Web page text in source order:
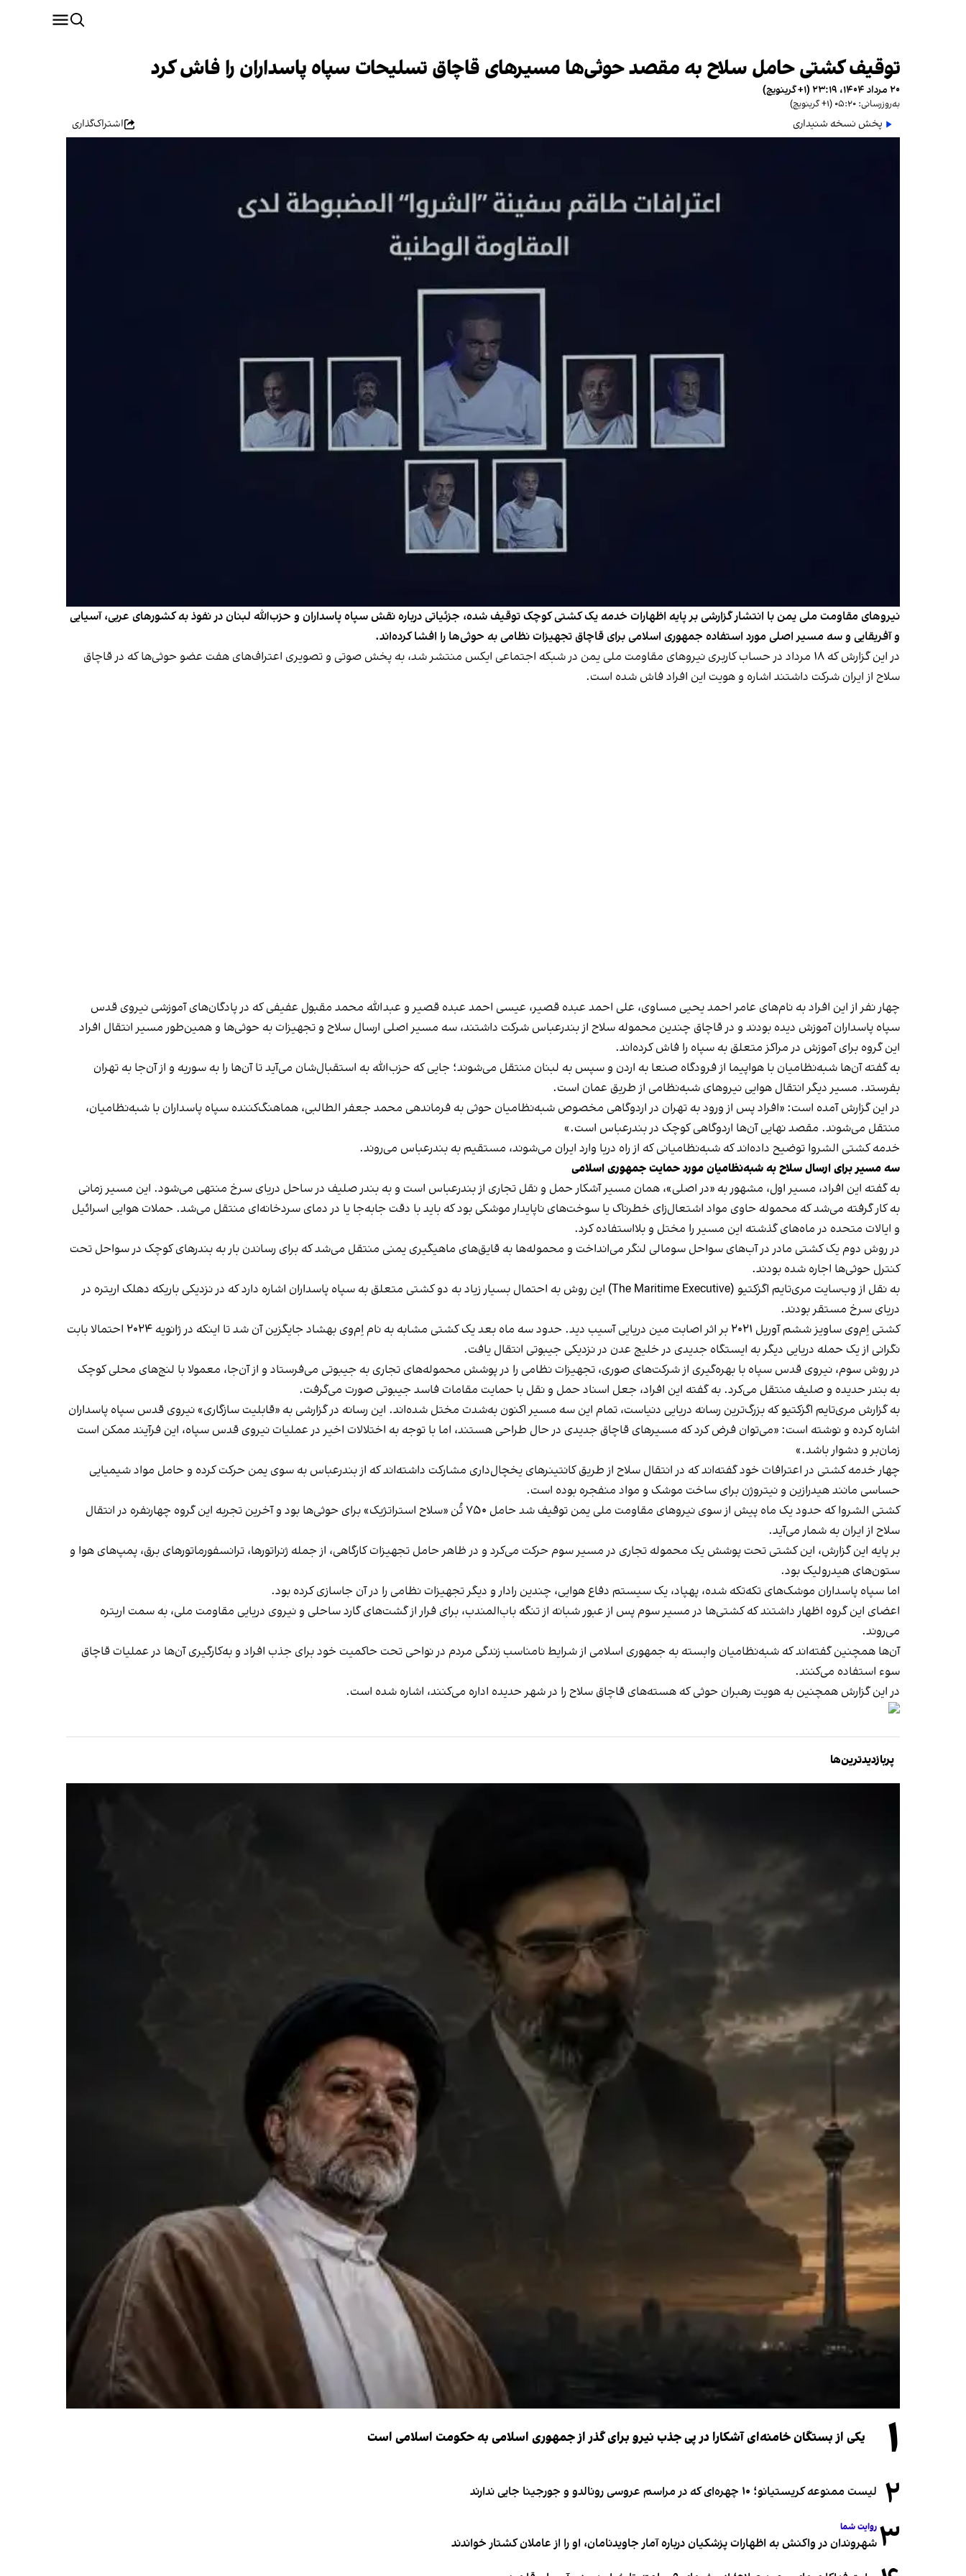
توقیف کشتی حامل سلاح به مقصد حوثی‌ها مسیرهای قاچاق تسلیحات سپاه پاسداران را فاش کرد
۲۰ مرداد ۱۴۰۴، ۲۳:۱۹ (‎+۱ گرینویچ)
به‌روزرسانی: ۰۵:۲۰ (‎+۱ گرینویچ)
پخش نسخه شنیداری اشتراک‌گذاری
نیروهای مقاومت ملی یمن با انتشار گزارشی بر پایه اظهارات خدمه یک کشتی کوچک توقیف شده، جزئیاتی درباره نقش سپاه پاسداران و حزب‌الله لبنان در نفوذ به کشورهای عربی، آسیایی
و آفریقایی و سه مسیر اصلی مورد استفاده جمهوری اسلامی برای قاچاق تجهیزات نظامی به حوثی‌ها را افشا کرده‌اند.
در این گزارش که ۱۸ مرداد در حساب کاربری نیروهای مقاومت ملی یمن در شبکه اجتماعی ایکس منتشر شد، به پخش صوتی و تصویری اعتراف‌های هفت عضو حوثی‌ها که در قاچاق
سلاح از ایران شرکت داشتند اشاره و هویت این افراد فاش شده است.
چهار نفر از این افراد به نام‌های عامر احمد یحیی مساوی، علی احمد عبده قصیر، عیسی احمد عبده قصیر و عبدالله محمد مقبول عفیفی که در پادگان‌های آموزشی نیروی قدس
سپاه پاسداران آموزش دیده بودند و در قاچاق چندین محموله سلاح از بندرعباس شرکت داشتند، سه مسیر اصلی ارسال سلاح و تجهیزات به حوثی‌ها و همین‌طور مسیر انتقال افراد
این گروه برای آموزش در مراکز متعلق به سپاه را فاش کرده‌اند.
به گفته آن‌ها شبه‌نظامیان با هواپیما از فرودگاه صنعا به اردن و سپس به لبنان منتقل می‌شوند؛ جایی که حز‌ب‌الله به استقبال‌شان می‌آید تا آن‌ها را به سوریه و از آن‌جا به تهران
بفرستد. مسیر دیگر انتقال هوایی نیروهای شبه‌نظامی از طریق عمان است.
در این گزارش آمده است: «افراد پس از ورود به تهران در اردوگاهی مخصوص شبه‌نظامیان حوثی به فرماندهی محمد جعفر الطالبی، هماهنگ‌کننده سپاه پاسداران با شبه‌نظامیان،
منتقل می‌شوند. مقصد نهایی آن‌ها اردوگاهی کوچک در بندرعباس است.»
خدمه کشتی الشروا توضیح داده‌اند که شبه‌نظامیانی که از راه دریا وارد ایران می‌شوند، مستقیم به بندرعباس می‌روند.
سه مسیر برای ارسال سلاح به شبه‌نظامیان مورد حمایت جمهوری اسلامی
به گفته این افراد، مسیر اول، مشهور به «در اصلی»، همان مسیر آشکار حمل و نقل تجاری از بندرعباس است و به بندر صلیف در ساحل دریای سرخ منتهی می‌شود. این مسیر زمانی
به کار گرفته می‌شد که محموله حاوی مواد اشتعال‌زای خطرناک یا سوخت‌های ناپایدار موشکی بود که باید با دقت جابه‌جا یا در دمای سردخانه‌ای منتقل می‌شد. حملات هوایی اسرائیل
و ایالات متحده در ماه‌های گذشته این مسیر را مختل و بلااستفاده کرد.
در روش دوم یک کشتی مادر در آب‌های سواحل سومالی لنگر می‌انداخت و محموله‌ها به قایق‌های ماهیگیری یمنی منتقل می‌شد که برای رساندن بار به بندرهای کوچک در سواحل تحت
کنترل حوثی‌ها اجاره شده بودند.
به نقل از وب‌سایت مری‌تایم اگزکتیو (The Maritime Executive) این روش به احتمال بسیار زیاد به دو کشتی متعلق به سپاه پاسداران اشاره دارد که در نزدیکی باریکه دهلک اریتره در
دریای سرخ مستقر بودند.
کشتی اِم‌وی ساویز ششم آوریل ۲۰۲۱ بر اثر اصابت مین دریایی آسیب دید. حدود سه ماه بعد یک کشتی مشابه به نام اِم‌وی بهشاد جایگزین آن شد تا اینکه در ژانویه ۲۰۲۴ احتمالا بابت
نگرانی از یک حمله دریایی دیگر به ایستگاه جدیدی در خلیج عدن در نزدیکی جیبوتی انتقال یافت.
در روش سوم، نیروی قدس سپاه با بهره‌گیری از شرکت‌های صوری، تجهیزات نظامی را در پوشش محموله‌های تجاری به جیبوتی می‌فرستاد و از آن‌جا، معمولا با لنج‌های محلی کوچک
به بندر حدیده و صلیف منتقل می‌کرد. به گفته این افراد، جعل اسناد حمل و نقل با حمایت مقامات فاسد جیبوتی صورت می‌گرفت.
به گزارش مری‌تایم اگزکتیو که بزرگ‌ترین رسانه دریایی دنیاست، تمام این سه مسیر اکنون به‌شدت مختل شده‌اند. این رسانه در گزارشی به «قابلیت سازگاری» نیروی قدس سپاه پاسداران
اشاره کرده و نوشته است: «می‌توان فرض کرد که مسیرهای قاچاق جدیدی در حال طراحی هستند، اما با توجه به اختلالات اخیر در عملیات نیروی قدس سپاه، این فرآیند ممکن است
زمان‌بر و دشوار باشد.»
چهار خدمه کشتی در اعترافات خود گفته‌اند که در انتقال سلاح از طریق کانتینرهای یخچال‌داری مشارکت داشته‌اند که از بندرعباس به سوی یمن حرکت کرده و حامل مواد شیمیایی
حساسی مانند هیدرازین و نیتروژن برای ساخت موشک و مواد منفجره بوده است.
کشتی الشروا که حدود یک ماه پیش از سوی نیروهای مقاومت ملی یمن توقیف شد حامل ۷۵۰ تُن «سلاح استراتژیک» برای حوثی‌ها بود و آخرین تجربه این گروه چهارنفره در انتقال
سلاح از ایران به شمار می‌آید.
بر پایه این گزارش، این کشتی تحت پوشش یک محموله تجاری در مسیر سوم حرکت می‌کرد و در ظاهر حامل تجهیزات کارگاهی، از جمله ژنراتورها، ترانسفورماتورهای برق، پمپ‌های هوا و
ستون‌های هیدرولیک بود.
اما سپاه پاسداران موشک‌های تکه‌تکه شده، پهپاد، یک سیستم دفاع هوایی، چندین رادار و دیگر تجهیزات نظامی را در آن جاسازی کرده بود.
اعضای این گروه اظهار داشتند که کشتی‌ها در مسیر سوم پس از عبور شبانه از تنگه باب‌المندب، برای فرار از گشت‌های گارد ساحلی و نیروی دریایی مقاومت ملی، به سمت اریتره
می‌روند.
آن‌ها همچنین گفته‌اند که شبه‌نظامیان وابسته به جمهوری اسلامی از شرایط نامناسب زندگی مردم در نواحی تحت حاکمیت خود برای جذب افراد و به‌کارگیری آن‌ها در عملیات قاچاق
سوء استفاده می‌کنند.
در این گزارش همچنین به هویت رهبران حوثی که هسته‌های قاچاق سلاح را در شهر حدیده اداره می‌کنند، اشاره شده است.
پربازدیدترین‌ها
۱ یکی از بستگان خامنه‌ای آشکارا در پی جذب نیرو برای گذر از جمهوری اسلامی به حکومت اسلامی است
۲ لیست ممنوعه کریستیانو؛ ۱۰ چهره‌ای که در مراسم عروسی رونالدو و جورجینا جایی ندارند
۳ روایت شما
شهروندان در واکنش به اظهارات پزشکیان درباره آمار جاویدنامان، او را از عاملان کشتار خواندند